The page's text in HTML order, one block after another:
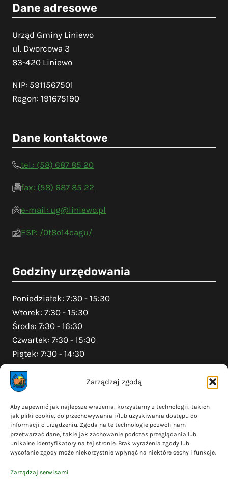
Zarządzaj zgodą
Aby zapewnić jak najlepsze wrażenia, korzystamy z technologii, takich
jak pliki cookie, do przechowywania i/lub uzyskiwania dostępu do
informacji o urządzeniu. Zgoda na te technologie pozwoli nam
przetwarzać dane, takie jak zachowanie podczas przeglądania lub
unikalne identyfikatory na tej stronie. Brak wyrażenia zgody lub
wycofanie zgody może niekorzystnie wpłynąć na niektóre cechy i funkcje.
Zarządzaj serwisami
Dane adresowe
Urząd Gminy Liniewo
ul. Dworcowa 3
83-420 Liniewo
NIP: 5911567501
Regon: 191675190
Dane kontaktowe
tel.: (58) 687 85 20
fax: (58) 687 85 22
e-mail: ug@liniewo.pl
ESP: /0t8o14cagu/
Godziny urzędowania
Poniedziałek: 7:30 - 15:30
Wtorek: 7:30 - 15:30
Środa: 7:30 - 16:30
Czwartek: 7:30 - 15:30
Piątek: 7:30 - 14:30
Na skróty
Polityka prywatności
Polityka plików cookies (EU)
Deklaracja dostępności
Mapa serwisu